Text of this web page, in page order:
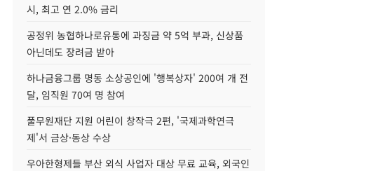
시, 최고 연 2.0% 금리
공정위 농협하나로유통에 과징금 약 5억 부과, 신상품
아닌데도 장려금 받아
하나금융그룹 명동 소상공인에 '행복상자' 200여 개 전
달, 임직원 70여 명 참여
풀무원재단 지원 어린이 창작극 2편, '국제과학연극
제'서 금상·동상 수상
우아한형제들 부산 외식 사업자 대상 무료 교육, 외국인